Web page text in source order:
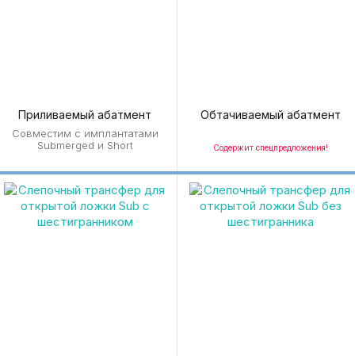
Приливаемый абатмент
Совместим с имплантатами
Submerged и Short
Обтачиваемый абатмент
Содержит спецпредложения!